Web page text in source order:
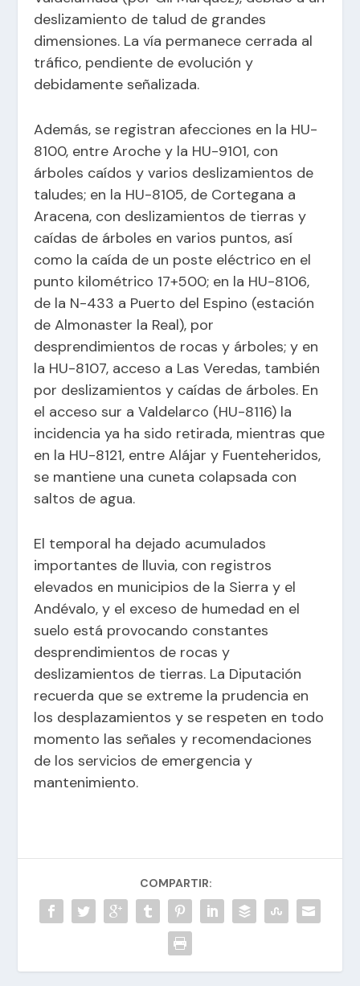
deslizamiento de talud de grandes
dimensiones. La vía permanece cerrada al
tráfico, pendiente de evolución y
debidamente señalizada.
Además, se registran afecciones en la HU-
8100, entre Aroche y la HU-9101, con
árboles caídos y varios deslizamientos de
taludes; en la HU-8105, de Cortegana a
Aracena, con deslizamientos de tierras y
caídas de árboles en varios puntos, así
como la caída de un poste eléctrico en el
punto kilométrico 17+500; en la HU-8106,
de la N-433 a Puerto del Espino (estación
de Almonaster la Real), por
desprendimientos de rocas y árboles; y en
la HU-8107, acceso a Las Veredas, también
por deslizamientos y caídas de árboles. En
el acceso sur a Valdelarco (HU-8116) la
incidencia ya ha sido retirada, mientras que
en la HU-8121, entre Alájar y Fuenteheridos,
se mantiene una cuneta colapsada con
saltos de agua.
El temporal ha dejado acumulados
importantes de lluvia, con registros
elevados en municipios de la Sierra y el
Andévalo, y el exceso de humedad en el
suelo está provocando constantes
desprendimientos de rocas y
deslizamientos de tierras. La Diputación
recuerda que se extreme la prudencia en
los desplazamientos y se respeten en todo
momento las señales y recomendaciones
de los servicios de emergencia y
mantenimiento.
COMPARTIR: